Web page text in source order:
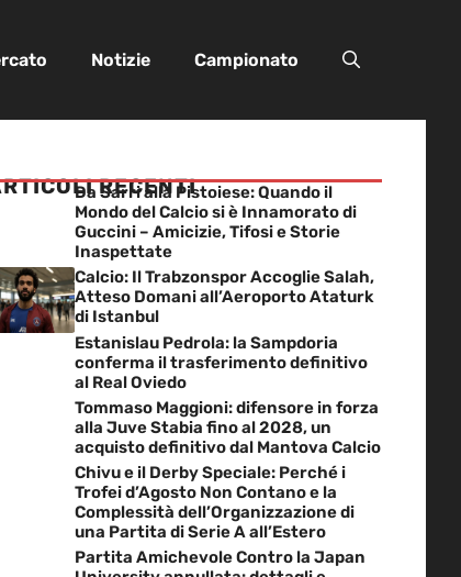
Notizie Campionato
RECENTI
Da Sarri alla Pistoiese: Quando il
Mondo del Calcio si è Innamorato di
Guccini – Amicizie, Tifosi e Storie
Inaspettate
Calcio: Il Trabzonspor Accoglie Salah,
Atteso Domani all’Aeroporto Ataturk
di Istanbul
Estanislau Pedrola: la Sampdoria
conferma il trasferimento definitivo
al Real Oviedo
Tommaso Maggioni: difensore in forza
alla Juve Stabia fino al 2028, un
acquisto definitivo dal Mantova Calcio
Chivu e il Derby Speciale: Perché i
Trofei d’Agosto Non Contano e la
Complessità dell’Organizzazione di
una Partita di Serie A all’Estero
Partita Amichevole Contro la Japan